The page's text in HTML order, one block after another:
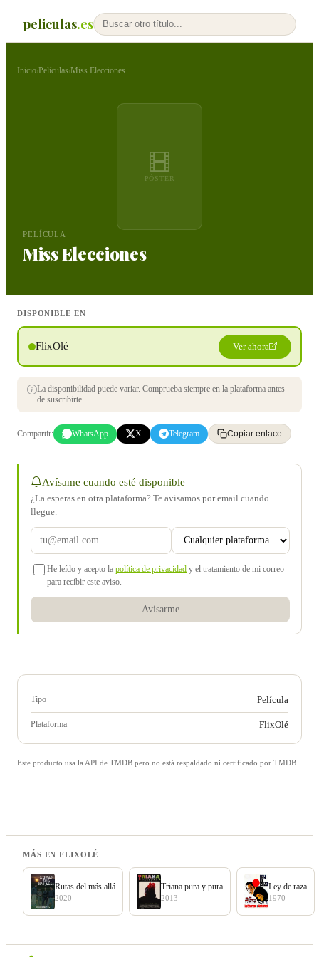
peliculas.es
Inicio›Películas›Miss Elecciones
PÓSTER
PELÍCULA
Miss Elecciones
DISPONIBLE EN
FlixOlé Ver ahora
La disponibilidad puede variar. Comprueba siempre en la plataforma antes
de suscribirte.
Compartir: WhatsApp X Telegram Copiar enlace
Avísame cuando esté disponible
¿La esperas en otra plataforma? Te avisamos por email cuando
llegue.
He leído y acepto la política de privacidad y el tratamiento de mi correo
para recibir este aviso.
Avisarme
Tipo Película
Plataforma FlixOlé
Este producto usa la API de TMDB pero no está respaldado ni certificado por TMDB.
MÁS EN FLIXOLÉ
Rutas del más allá
2020
Triana pura y pura
2013
Ley de raza
1970